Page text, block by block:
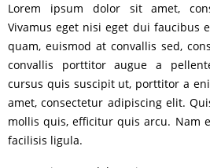
Lorem ipsum dolor sit amet,
Vivamus eget nisi eget dui faucibus
quam, euismod at convallis sed,
convallis porttitor augue a
cursus quis suscipit ut, porttitor a
amet, consectetur adipiscing elit.
mollis quis, efficitur quis arcu. Nam
facilisis ligula.